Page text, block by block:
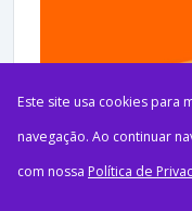
Este site usa cookies para
navegação. Ao continuar
com nossa Política de